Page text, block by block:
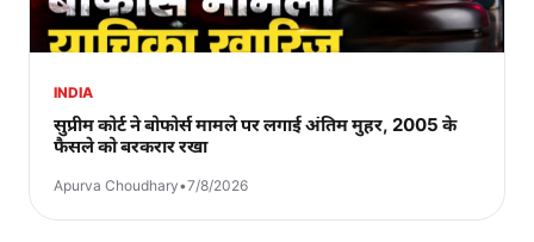
INDIA
सुप्रीम कोर्ट ने बोफोर्स मामले पर लगाई अंतिम मुहर, 2005 के
फैसले को बरकरार रखा
Apurva Choudhary•7/8/2026